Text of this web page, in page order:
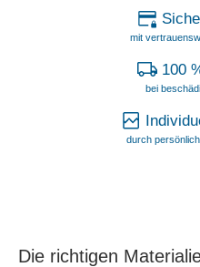
mit
100
bei
durch
Die richtigen